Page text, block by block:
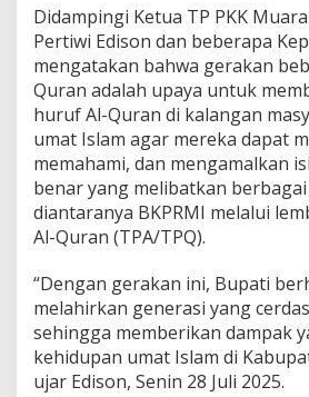
u
r
a
E
n
i
m
B
e
b
u
t
a
H
u
Didampingi Ketua TP PKK
Pertiwi Edison dan beberapa
mengatakan bahwa gerakan
Quran adalah upaya untuk
huruf Al-Quran di kalangan
umat Islam agar mereka dapat
memahami, dan mengamalkan
benar yang melibatkan
diantaranya BKPRMI melalui
Al-Quran (TPA/TPQ).
“Dengan gerakan ini, Bupati
melahirkan generasi yang
sehingga memberikan dampak
kehidupan umat Islam di
ujar Edison, Senin 28 Juli 2025.